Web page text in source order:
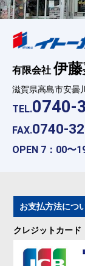
有限会社伊
滋賀県高島市安曇
TEL.0740-
FAX.0740-
OPEN 7：00〜
お支払方法につ
クレジットカード